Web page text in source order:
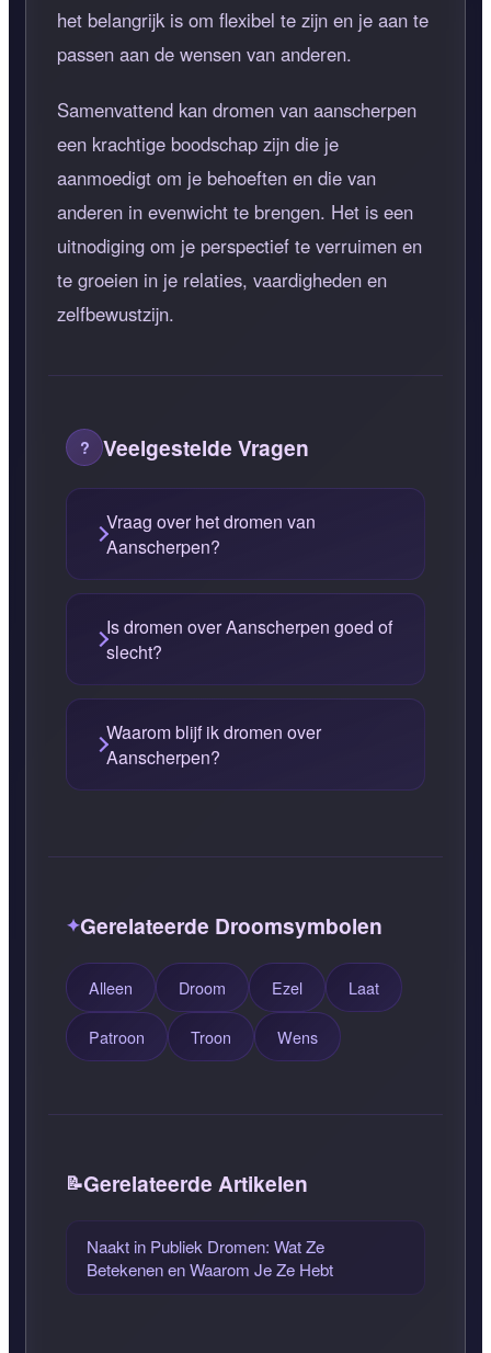
het belangrijk is om flexibel te zijn en je aan te
passen aan de wensen van anderen.
Samenvattend kan dromen van aanscherpen
een krachtige boodschap zijn die je
aanmoedigt om je behoeften en die van
anderen in evenwicht te brengen. Het is een
uitnodiging om je perspectief te verruimen en
te groeien in je relaties, vaardigheden en
zelfbewustzijn.
Veelgestelde Vragen
Vraag over het dromen van
Aanscherpen?
Is dromen over Aanscherpen goed of
slecht?
Waarom blijf ik dromen over
Aanscherpen?
Gerelateerde Droomsymbolen
Alleen Droom Ezel Laat
Patroon Troon Wens
Gerelateerde Artikelen
Naakt in Publiek Dromen: Wat Ze
Betekenen en Waarom Je Ze Hebt